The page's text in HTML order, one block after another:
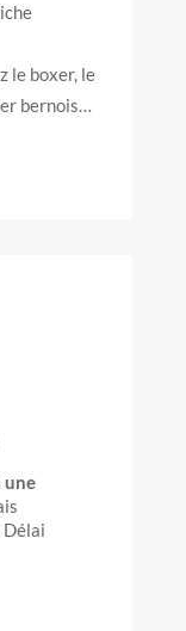
le boxer, le
bernois…
une
Délai